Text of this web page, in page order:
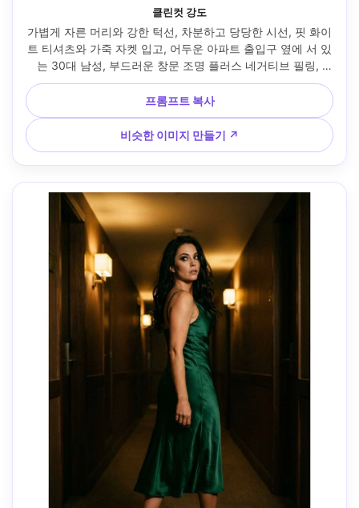
클린컷 강도
가볍게 자른 머리와 강한 턱선, 차분하고 당당한 시선, 핏 화이
트 티셔츠와 가죽 자켓 입고, 어두운 아파트 출입구 옆에 서 있
는 30대 남성, 부드러운 창문 조명 플러스 네거티브 필링,
85mm f/1.4, 타이트한 머리 어깨 구성, 조용한 유혹적인 분위
기, 현실적인 모공, 자연스러운 그림자, 편집 색상 등급, 날카로
운 초점 --ar 4:5
프롬프트 복사
비슷한 이미지 만들기 ↗